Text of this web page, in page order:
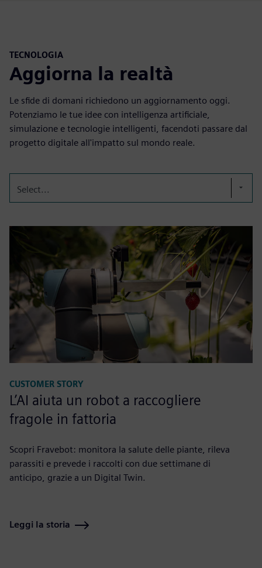
TECNOLOGIA
Aggiorna la realtà
Le sfide di domani richiedono un aggiornamento oggi.
Potenziamo le tue idee con intelligenza artificiale,
simulazione e tecnologie intelligenti, facendoti passare dal
progetto digitale all'impatto sul mondo reale.
Select...
CUSTOMER STORY
L’AI aiuta un robot a raccogliere
fragole in fattoria
Scopri Fravebot: monitora la salute delle piante, rileva
parassiti e prevede i raccolti con due settimane di
anticipo, grazie a un Digital Twin.
Leggi la storia